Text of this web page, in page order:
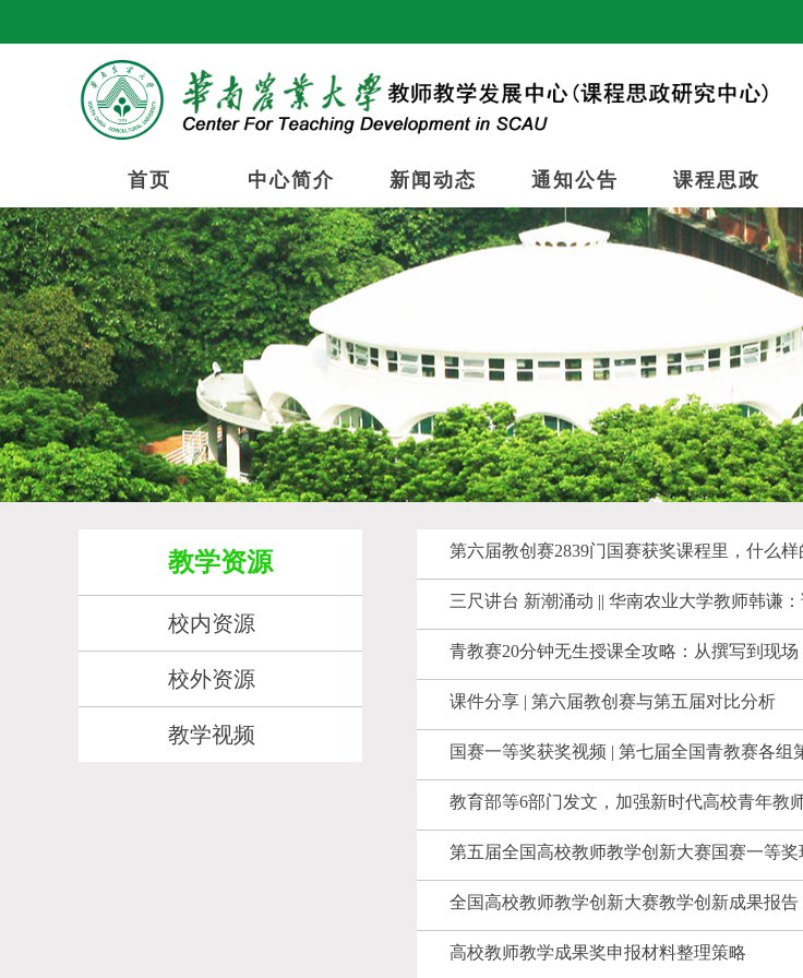
首页 中心简介 新闻动态 通知公告 课程思政
教学资源
校内资源
校外资源
教学视频
第六届教创赛2839门国赛获奖课程里，什么
三尺讲台 新潮涌动 || 华南农业大学教师韩谦
青教赛20分钟无生授课全攻略：从撰写到现场
课件分享 | 第六届教创赛与第五届对比分析
国赛一等奖获奖视频 | 第七届全国青教赛各组
教育部等6部门发文，加强新时代高校青年教
第五届全国高校教师教学创新大赛国赛一等奖
全国高校教师教学创新大赛教学创新成果报告
高校教师教学成果奖申报材料整理策略